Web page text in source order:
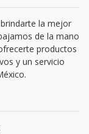
la mejor
de la mano
productos
y un servicio